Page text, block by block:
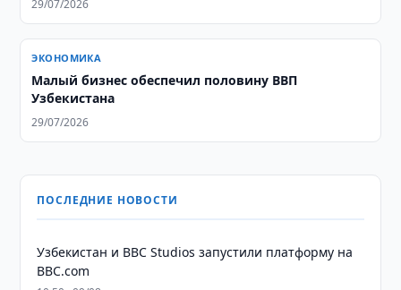
29/07/2026
ЭКОНОМИКА
Малый бизнес обеспечил половину ВВП
Узбекистана
29/07/2026
ПОСЛЕДНИЕ НОВОСТИ
Узбекистан и BBC Studios запустили платформу на
BBC.com